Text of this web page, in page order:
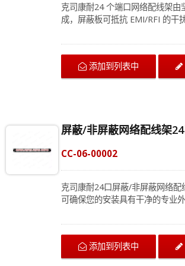
克司康耐24 个端口网络配线架由
成，屏蔽板可抵抗 EMI/RFI 的干
安装中的电线。此配线架 24 端
19 英寸机架或机柜中。 RJ45配线
办公室和数据中心的布线系统。
设备连接在一起并有助于有效地组
添加到列表中
屏蔽/非屏蔽网络配线架
CC-06-00002
克司康耐24口屏蔽/非屏蔽网络配
可确保您的安装具有干净的专业
冷轧钢结构也使安装更加可靠。
装在数据中心或商业建筑的19英
端口可容纳大多数标准网络模块
块、视频模块、语音模块。安装接
添加到列表中